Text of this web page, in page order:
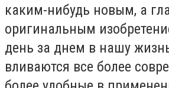
каким-нибудь новым, а
оригинальным
день за днем в нашу
вливаются все более